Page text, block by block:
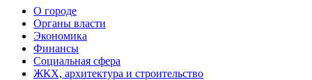
О городе
Органы власти
Экономика
Финансы
Социальная сфера
ЖКХ, архитектура и строительство